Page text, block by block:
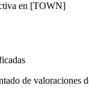
en [TOWN]
de valoraciones